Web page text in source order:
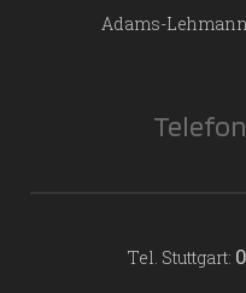
Adams-
Tel. Stuttgart: